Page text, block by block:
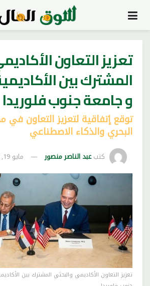
تعزيز التعاون
المشترك بين
و جامعة جنوب فلوريدا
توقع إتفاقية لتعزيز التعاون في
البحري والذكاء الاصطناعي
كتبعبد الناصر منصور مايو 19, 2026
تعزيز التعاون الأكاديمي والبحثي المشترك بين